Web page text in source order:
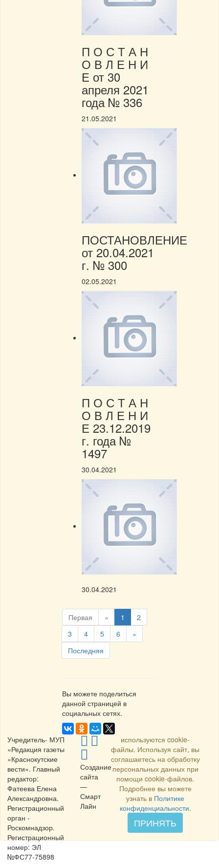
П О С Т А Н
О В Л Е Н И
Е от 30
апреля 2021
года № 336
21.05.2021
ПОСТАНОВЛЕНИЕ
от 20.04.2021
г. № 300
02.05.2021
П О С Т А Н
О В Л Е Н И
Е 23.12.2019
г. года №
1497
30.04.2021
30.04.2021
Первая « 1
2
3
4 5 6
»
Последняя
Вы можете поделиться
данной страницей в
социальных сетях.
Учредитель- МУП
«Редакция газеты
«Краснокутские
вести». Главный
редактор:
Фатеева Елена
Александровна.
Регистрационный
орган -
Роскомнадзор.
Регистрационный
номер: ЭЛ
№ФС77-75898
Создание
сайта
—
Смарт
Лайн
используются cookie-
файлы. Используя сайт, вы
соглашаетесь на обработку
персональных данных при
помощи cookie-файлов.
Подробнее вы можете
узнать в Политике
конфиденциальности.
ПРИНЯТЬ